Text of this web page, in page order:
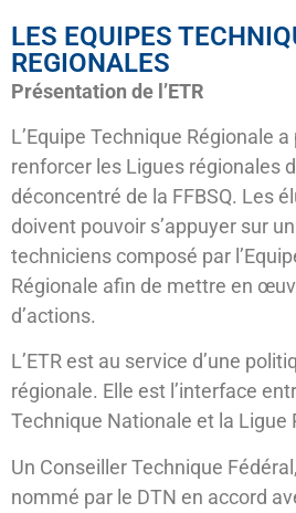
LES EQUIPES
REGIONALES
Présentation de l’ETR
L’Equipe Technique Régionale
renforcer les Ligues régionales
déconcentré de la FFBSQ. Les
doivent pouvoir s’appuyer sur
techniciens composé par
Régionale afin de mettre en
d’actions.
L’ETR est au service d’une
régionale. Elle est l’interface
Technique Nationale et la Ligue
Un Conseiller Technique
nommé par le DTN en accord